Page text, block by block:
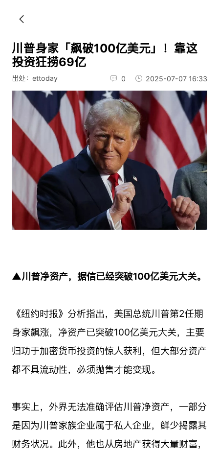
川普身家「飙破100亿美元」！靠这
投资狂捞69亿
出处：ettoday 0 2025-07-07 16:33
▲川普净资产，据信已经突破100亿美元大关。
《纽约时报》分析指出，美国总统川普第2任期
身家飙涨，净资产已突破100亿美元大关，主要
归功于加密货币投资的惊人获利，但大部分资产
都不具流动性，必须抛售才能变现。
事实上，外界无法准确评估川普净资产，一部分
是因为川普家族企业属于私人企业，鲜少揭露其
财务状况。此外，他也从房地产获得大量财富，